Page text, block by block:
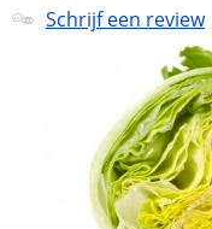
Schrijf een review